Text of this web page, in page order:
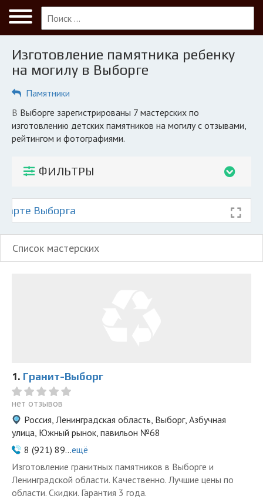
Меню
Главная
Выборг
Экоблог
Личный кабинет
© 2026 Все права защищены
Изготовление памятника ребенку
на могилу в Выборге
Памятники
в Выборге зарегистрированы 7 мастерских по
изготовлению детских памятников на могилу с отзывами,
рейтингом и фотографиями.
ФИЛЬТРЫ
Выборга
Список мастерских
1. Гранит-Выборг
нет отзывов
Россия, Ленинградская область, Выборг, Азбучная
улица, Южный рынок, павильон №68
8 (921) 89...ещё
Изготовление гранитных памятников в Выборге и
Ленинградской области. Качественно. Лучшие цены по
области. Скидки. Гарантия 3 года.